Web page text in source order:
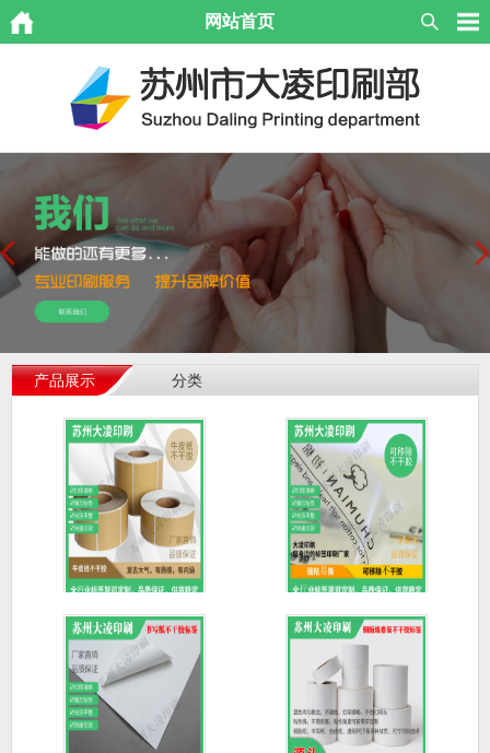
网站首页
产品展示 分类
牛皮纸标签_不干胶标签
定制
透明标签_不干胶标签定